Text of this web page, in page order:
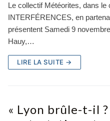
Le collectif Météorites, dans le
INTERFÉRENCES, en
présentent Samedi 9
Hauy,…
LIRE LA SUITE →
« Lyon brûle-t-il